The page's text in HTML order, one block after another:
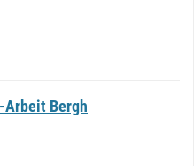
Arbeit Bergh